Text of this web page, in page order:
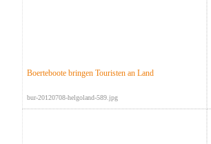
Boerteboote bringen Touristen an Land
bur-20120708-helgoland-589.jpg